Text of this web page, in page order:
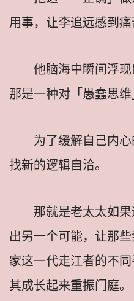
用事，让李追远感到痛
他脑海中瞬间浮现
那是一种对「愚蠢思维
为了缓解自己内
找新的逻辑自洽。
那就是老太太如
出另一个可能，让那
家这一代走江者的不
其成长起来重振门庭。